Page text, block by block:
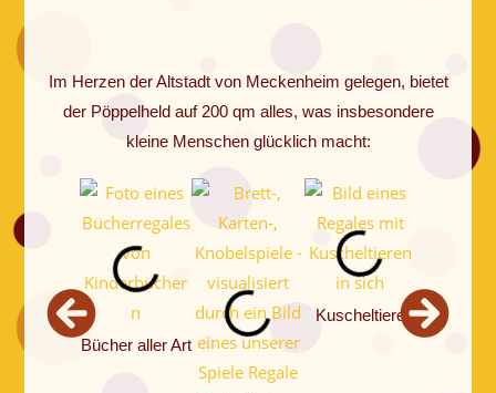
Im Herzen der Altstadt von Meckenheim gelegen, bietet
der Pöppelheld auf 200 qm alles, was insbesondere
kleine Menschen glücklich macht:
Bücher aller Art
Kuscheltiere